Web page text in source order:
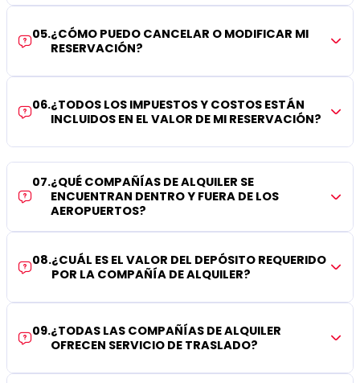
05.¿CÓMO PUEDO CANCELAR O MODIFICAR MI
RESERVACIÓN?
06.¿TODOS LOS IMPUESTOS Y COSTOS ESTÁN
INCLUIDOS EN EL VALOR DE MI RESERVACIÓN?
07.¿QUÉ COMPAÑÍAS DE ALQUILER SE
ENCUENTRAN DENTRO Y FUERA DE LOS
AEROPUERTOS?
08.¿CUÁL ES EL VALOR DEL DEPÓSITO REQUERIDO
POR LA COMPAÑÍA DE ALQUILER?
09.¿TODAS LAS COMPAÑÍAS DE ALQUILER
OFRECEN SERVICIO DE TRASLADO?